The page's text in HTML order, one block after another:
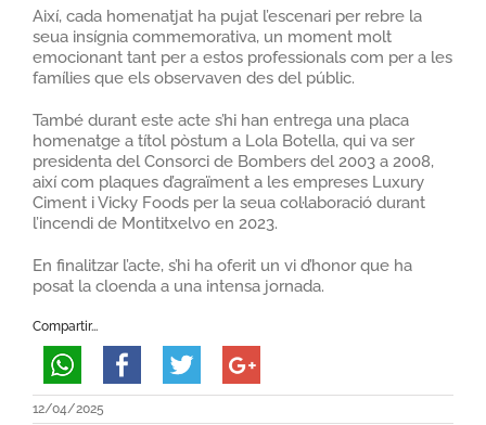
Així, cada homenatjat ha pujat l’escenari per rebre la
seua insígnia commemorativa, un moment molt
emocionant tant per a estos professionals com per a les
famílies que els observaven des del públic.
També durant este acte s’hi han entrega una placa
homenatge a títol pòstum a Lola Botella, qui va ser
presidenta del Consorci de Bombers del 2003 a 2008,
així com plaques d’agraïment a les empreses Luxury
Ciment i Vicky Foods per la seua col·laboració durant
l’incendi de Montitxelvo en 2023.
En finalitzar l’acte, s’hi ha oferit un vi d’honor que ha
posat la cloenda a una intensa jornada.
Compartir...
12/04/2025